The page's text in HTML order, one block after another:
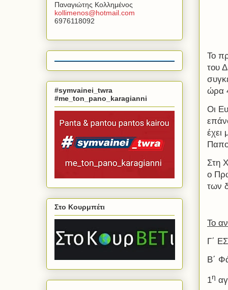
Το
του
ώρα
Οι
έχει
Στη
ο
των
Το
Γ΄
Β΄
1η
Παναγιώτης Κολλημένος
kollimenos@hotmail com
6976118092
#symvainei_twra
#me_ton_pano_karagianni
Στο Κουρμπέτι